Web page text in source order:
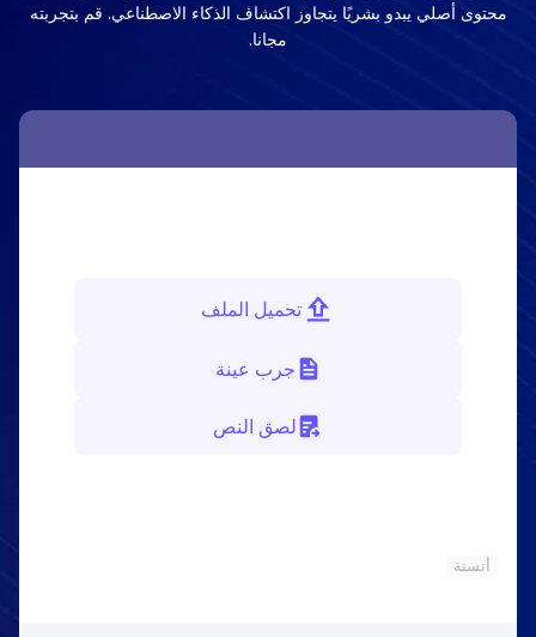
محتوى أصلي يبدو بشريًا يتجاوز اكتشاف الذكاء الاصطناعي. قم بتجربته
مجانا.
تحميل الملف
جرب عينة
لصق النص
أنسنة